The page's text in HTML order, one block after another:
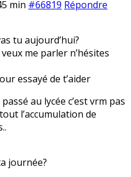
min #66819 Répondre
tu aujourd’hui?
me parler n’hésites
essayé de t’aider
au lycée c’est vrm pas
l’accumulation de
journée?